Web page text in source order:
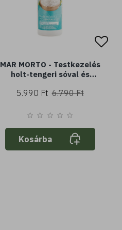
MAR MORTO - Testkezelés
holt-tengeri sóval és
azonnali cellulit* feszesítő
5.990 Ft 6.790 Ft
Kosárba